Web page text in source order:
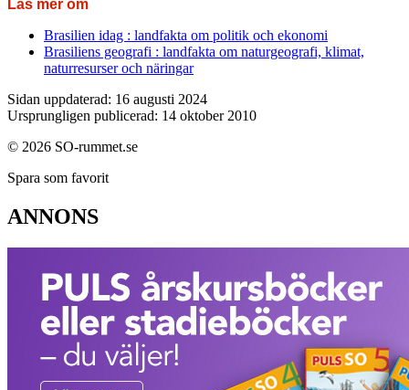
Läs mer om
Brasilien idag : landfakta om politik och ekonomi
Brasiliens geografi : landfakta om naturgeografi, klimat,
naturresurser och näringar
Sidan uppdaterad: 16 augusti 2024
Ursprungligen publicerad: 14 oktober 2010
© 2026 SO-rummet.se
Spara som favorit
ANNONS